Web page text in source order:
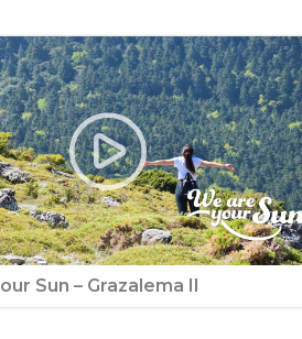
Sun – Grazalema II